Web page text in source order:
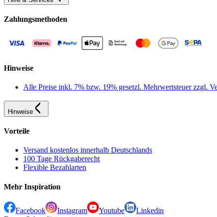
Zahlungsmethoden
Hinweise
Alle Preise inkl. 7% bzw. 19% gesetzl. Mehrwertsteuer zzgl.
Hinweise
Vorteile
Versand kostenlos innerhalb Deutschlands
100 Tage Rückgaberecht
Flexible Bezahlarten
Mehr Inspiration
Facebook Instagram Youtube
Linkedin